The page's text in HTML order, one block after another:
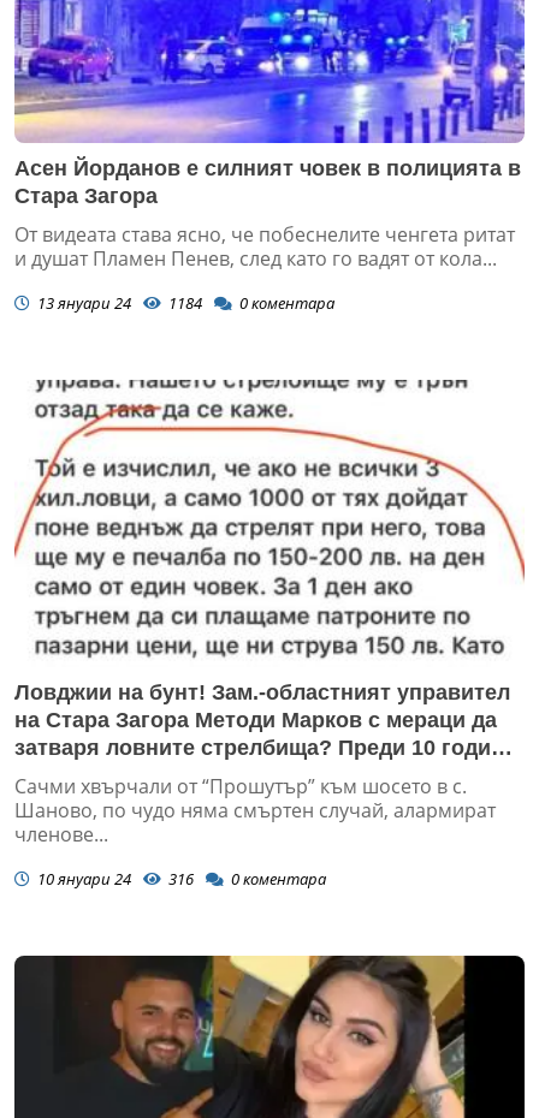
Асен Йорданов е силният човек в полицията в
Стара Загора
От видеата става ясно, че побеснелите ченгета ритат
и душат Пламен Пенев, след като го вадят от кола...
13 януари 24 1184 0коментара
Ловджии на бунт! Зам.-областният управител
на Стара Загора Методи Марков с мераци да
затваря ловните стрелбища? Преди 10 години
зинал да лапне безплатна общинска нива край
Мъглиж
Сачми хвърчали от “Прошутър” към шосето в с.
Шаново, по чудо няма смъртен случай, алармират
членове...
10 януари 24 316 0коментара